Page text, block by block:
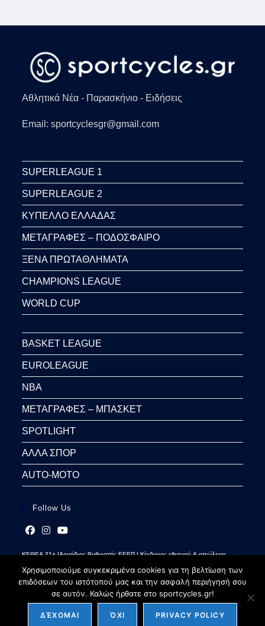
Αθλητικά Νέα - Παρασκήνιο - Ειδήσεις
Email: sportcyclesgr@gmail.com
SUPERLEAGUE 1
SUPERLEAGUE 2
ΚΥΠΕΛΛΟ ΕΛΛΑΔΑΣ
ΜΕΤΑΓΡΑΦΕΣ – ΠΟΔΟΣΦΑΙΡΟ
ΞΕΝΑ ΠΡΩΤΑΘΛΗΜΑΤΑ
CHAMPIONS LEAGUE
WORLD CUP
BASKET LEAGUE
EUROLEAGUE
NBA
ΜΕΤΑΓΡΑΦΕΣ – ΜΠΑΣΚΕΤ
SPOTLIGHT
ΑΛΛΑ ΣΠΟΡ
AUTO-MOTO
Follow Us
in
a
new
in
a
new
tab
in
a
new
tab
ΚΕΘΕΑ 21+ |Αρμόδιος Ρυθμιστής ΕΕΕΠ | Κίνδυνος εθισμού & απώλειας
Χρησιμοποιούμε συγκεκριμένα cookies για τη βελτίωση των
επιδόσεων του ιστότοπού μας και την ασφαλή περιήγησή σου
σε αυτόν. Καλώς ήρθατε στο sportcycles.gr!
ΔΈΧΟΜΑΙ ΌΧΙ PRIVACY POLICY